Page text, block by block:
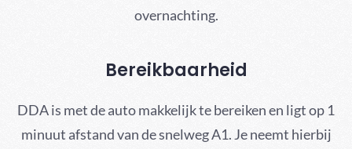
overnachting.
Bereikbaarheid
DDA is met de auto makkelijk te bereiken en ligt op 1
minuut afstand van de snelweg A1. Je neemt hierbij